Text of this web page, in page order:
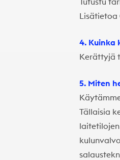
Lisätietoa
4. Kuinka
Kerättyjä
5. Miten
Tällaisia